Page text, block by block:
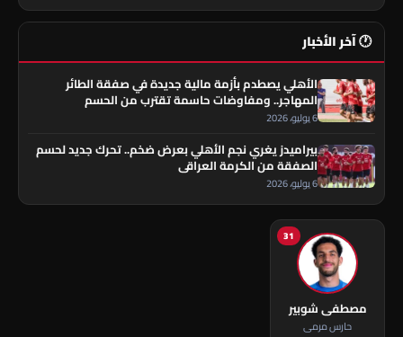
🕐 آخر الأخبار
الأهلي يصطدم بأزمة مالية جديدة في صفقة الطائر
المهاجر.. ومفاوضات حاسمة تقترب من الحسم
6 يوليو، 2026
بيراميدز يغري نجم الأهلي بعرض ضخم.. تحرك جديد لحسم
الصفقة من الكرمة العراقي
6 يوليو، 2026
31
مصطفى شوبير
حارس مرمى